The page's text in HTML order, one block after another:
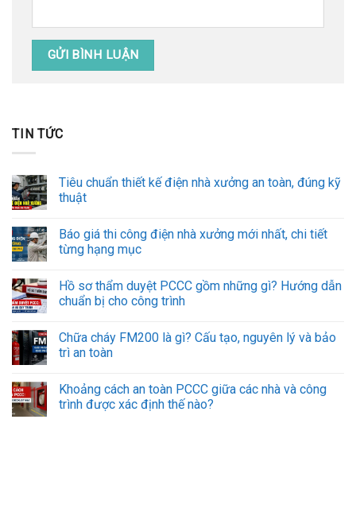
TIN TỨC
Tiêu chuẩn thiết kế điện nhà xưởng an toàn, đúng kỹ
thuật
Báo giá thi công điện nhà xưởng mới nhất, chi tiết
từng hạng mục
Hồ sơ thẩm duyệt PCCC gồm những gì? Hướng dẫn
chuẩn bị cho công trình
Chữa cháy FM200 là gì? Cấu tạo, nguyên lý và bảo
trì an toàn
Khoảng cách an toàn PCCC giữa các nhà và công
trình được xác định thế nào?